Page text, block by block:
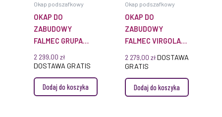
Okap podszafkowy
OKAP DO
ZABUDOWY
FALMEC GRUPA
SILNIKOWA PLUS
70 BIAŁY 800 M³/H
2 299,00 zł
DOSTAWA GRATIS
Dodaj do koszyka
Okap podszafkowy
OKAP DO
ZABUDOWY
FALMEC VIRGOLA
2 279,00 zł DOSTAWA
GRATIS
Dodaj do koszyka